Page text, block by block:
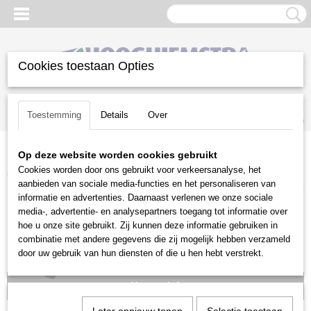
Inloggen Registreren
(0)
Home >Snoeien en Zagen> Snoeigereedschap
snoeizaag PR 27 C
Voorraad: 0
Cookies toestaan Opties
Toestemming Details Over
Op deze website worden cookies gebruikt
Cookies worden door ons gebruikt voor verkeersanalyse, het
aanbieden van sociale media-functies en het personaliseren van
informatie en advertenties. Daarnaast verlenen we onze sociale
media-, advertentie- en analysepartners toegang tot informatie over
hoe u onze site gebruikt. Zij kunnen deze informatie gebruiken in
combinatie met andere gegevens die zij mogelijk hebben verzameld
door uw gebruik van hun diensten of die u hen hebt verstrekt.